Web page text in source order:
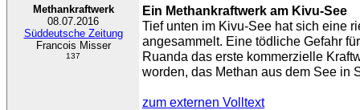
Methankraftwerk
08.07.2016
Süddeutsche Zeitung
Francois Misser
137
Ein Methankraftwerk am Kivu-See
Tief unten im Kivu-See hat sich eine
angesammelt. Eine tödliche Gefahr
Ruanda das erste kommerzielle
worden, das Methan aus dem See in
zum externen Volltext